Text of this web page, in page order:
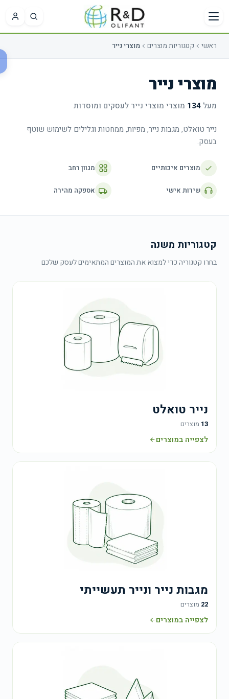
מחיר
עדיין לא
הוספתם
לבקשה.
בטקסט
הבקשה.
שמרתם
ראשי קטגוריות מוצרים מוצרי נייר
מוצרי נייר
מעל 134 מוצרי מוצרי ניירלעסקים ומוסדות
נייר טואלט, מגבות נייר, מפיות, ממחטות וגלילים לשימוש שוטף
בעסק.
מוצרים איכותיים מגוון רחב
שירות אישי אספקה מהירה
קטגוריות משנה
בחרו קטגוריה כדי למצוא את המוצרים המתאימים לעסק שלכם
נייר טואלט
13 מוצרים
לצפייה במוצרים
מגבות נייר ונייר תעשייתי
22 מוצרים
לצפייה במוצרים